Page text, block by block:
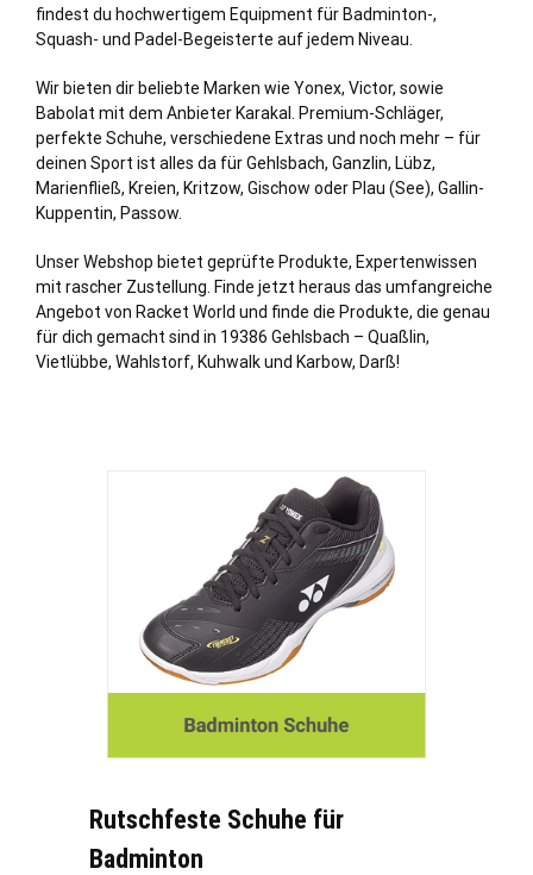
findest du hochwertigem Equipment für Badminton-,
Squash- und Padel-Begeisterte auf jedem Niveau.
Wir bieten dir beliebte Marken wie Yonex, Victor, sowie
Babolat mit dem Anbieter Karakal. Premium-Schläger,
perfekte Schuhe, verschiedene Extras und noch mehr – für
deinen Sport ist alles da für Gehlsbach, Ganzlin, Lübz,
Marienfließ, Kreien, Kritzow, Gischow oder Plau (See), Gallin-
Kuppentin, Passow
Unser Webshop bietet geprüfte Produkte, Expertenwissen
mit rascher Zustellung. Finde jetzt heraus das umfangreiche
Angebot von Racket World und finde die Produkte, die genau
für dich gemacht sind in 19386 Gehlsbach – Quaßlin,
Vietlübbe, Wahlstorf, Kuhwalk und Karbow, Darß!
Rutschfeste Schuhe für
Badminton